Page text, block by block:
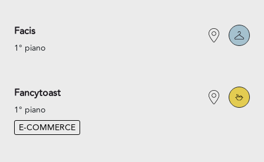
Facis
1° piano
Fancytoast
1° piano
E-COMMERCE